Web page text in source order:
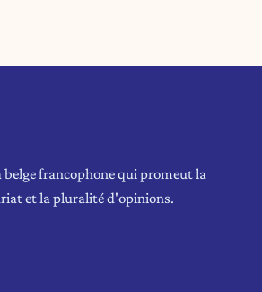
belge francophone qui promeut la
et la pluralité d'opinions.